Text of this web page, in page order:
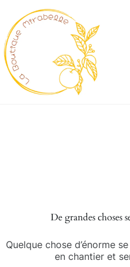
contenu
De grandes choses
Quelque chose d’énorme
en chantier et